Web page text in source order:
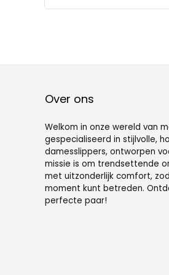
Over ons
Welkom in onze wereld van
gespecialiseerd in stijlvolle,
damesslippers, ontworpen
missie is om trendsettende
met uitzonderlijk comfort,
moment kunt betreden.
perfecte paar!